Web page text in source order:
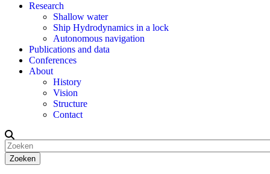
Research
Shallow water
Ship Hydrodynamics in a lock
Autonomous navigation
Publications and data
Conferences
About
History
Vision
Structure
Contact
Zoeken